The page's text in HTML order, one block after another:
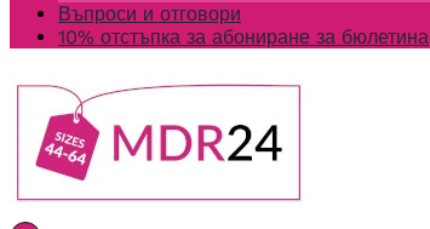
Въпроси и отговори
10% отстъпка за абониране за бюлетина